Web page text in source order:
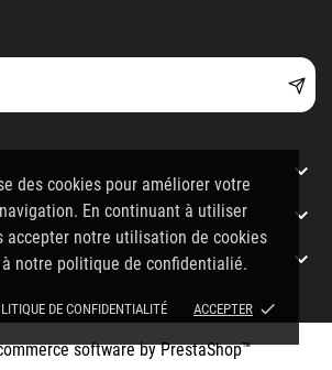
des cookies pour améliorer votre
En continuant à utiliser
accepter notre utilisation de cookies
notre politique de confidentialié.
DE CONFIDENTIALITÉ ACCEPTER done



software by PrestaShop™